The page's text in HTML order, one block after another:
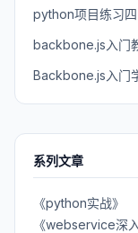
python项目练习
backbone.js入门
Backbone.js入门
系列文章
《python实战》
《webservice深